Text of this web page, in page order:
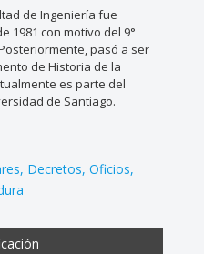
de Ingeniería fue
1981 con motivo del 9°
pasó a ser
de Historia de la
es parte del
de Santiago.
Decretos Oficios